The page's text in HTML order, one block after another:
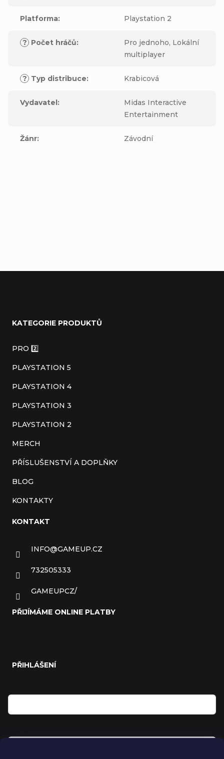
Platforma: Playstation 2
? Počet hráčů:
Pro jednoho, Lokální
multiplayer
? Typ distribuce: Krabicová
Vydavatel :
Midas Interactive
Entertainment
Žánr: Závodní
KATEGORIE PRODUKTŮ
PRO 2️⃣
PLAYSTATION 5
PLAYSTATION 4
PLAYSTATION 3
PLAYSTATION 2
MERCH
PŘÍSLUŠENSTVÍ A DOPLŇKY
BLOG
KONTAKTY
KONTAKT
INFO@GAMEUP.CZ
732505333
GAMEUPCZ/
PŘIJÍMÁME ONLINE PLATBY
PŘIHLÁŠENÍ